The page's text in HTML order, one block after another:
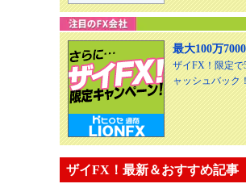
最大100万
ザイFX！限定で
ャッシュバック！
ザイFX！最新＆おすすめ記事